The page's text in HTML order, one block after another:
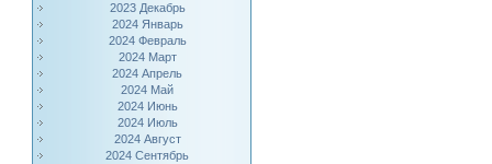
2023 Декабрь
2024 Январь
2024 Февраль
2024 Март
2024 Апрель
2024 Май
2024 Июнь
2024 Июль
2024 Август
2024 Сентябрь